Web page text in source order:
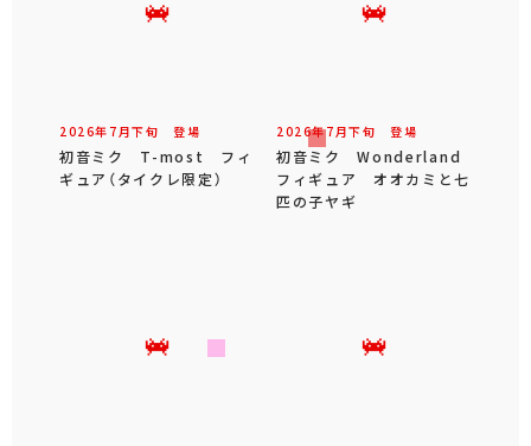
2026年 7 月下旬 登場
初音ミク T-most フィ
ギュア（タイクレ限定）
2026年7 月下旬 登場
初音ミク Wonderland
フィギュア オオカミと七
匹の子ヤギ